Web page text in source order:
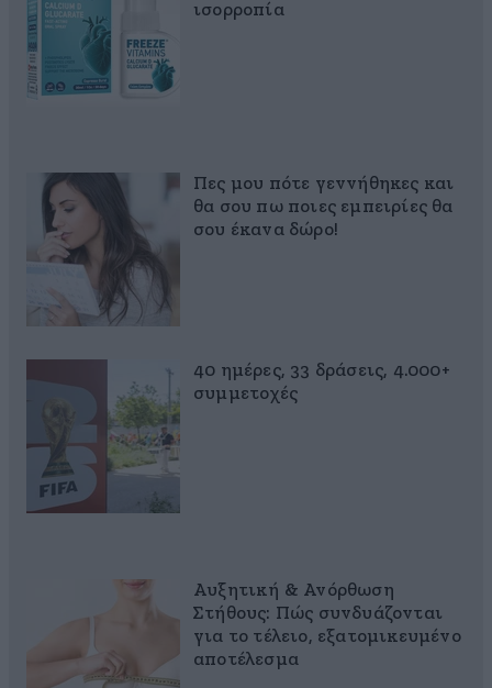
ισορροπία
Πες μου πότε γεννήθηκες και
θα σου πω ποιες εμπειρίες θα
σου έκανα δώρο!
40 ημέρες, 33 δράσεις, 4.000+
συμμετοχές
Αυξητική & Ανόρθωση
Στήθους: Πώς συνδυάζονται
για το τέλειο, εξατομικευμένο
αποτέλεσμα